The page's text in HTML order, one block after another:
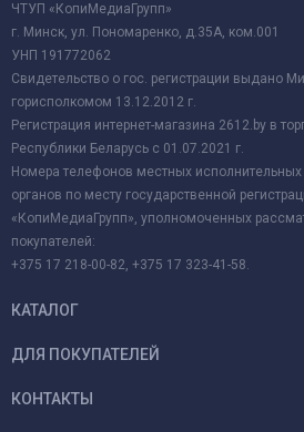
ЧТУП «КопиМедиаГрупп»
г. Минск, ул. Пономаренко, д.35А, ком.001
УНП 191772062
Свидетельство о гос. регистрации выдано
горисполкомом 13.12.2012 г.
Регистрация интернет-магазина 2612.by в
Республики Беларусь с 01.07.2021 г.
Номера телефонов местных
органов по месту государственной
«КопиМедиаГрупп», уполномоченных
покупателей:
+375 17 218-00-82, +375 17 323-41-58.
КАТАЛОГ
ДЛЯ ПОКУПАТЕЛЕЙ
КОНТАКТЫ